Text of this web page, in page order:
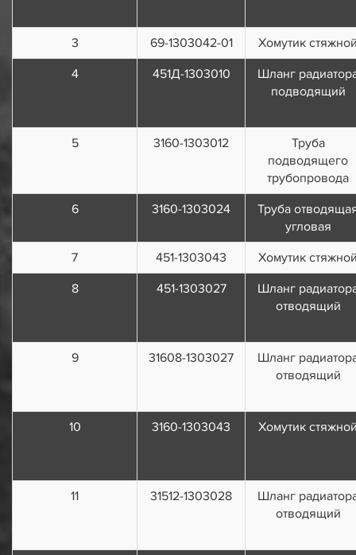
3 69-1303042-01
Хомутик
4
451Д-1303010
Шланг
подводящий
5 3160-1303012
Труба
подводящего
трубопровода
6
3160-1303024
Труба
угловая
7
451-1303043
Хомутик
8
451-1303027
Шланг
отводящий
9 31608-1303027
Шланг
отводящий
10 3160-1303043 Хомутик
11 31512-1303028
Шланг
отводящий